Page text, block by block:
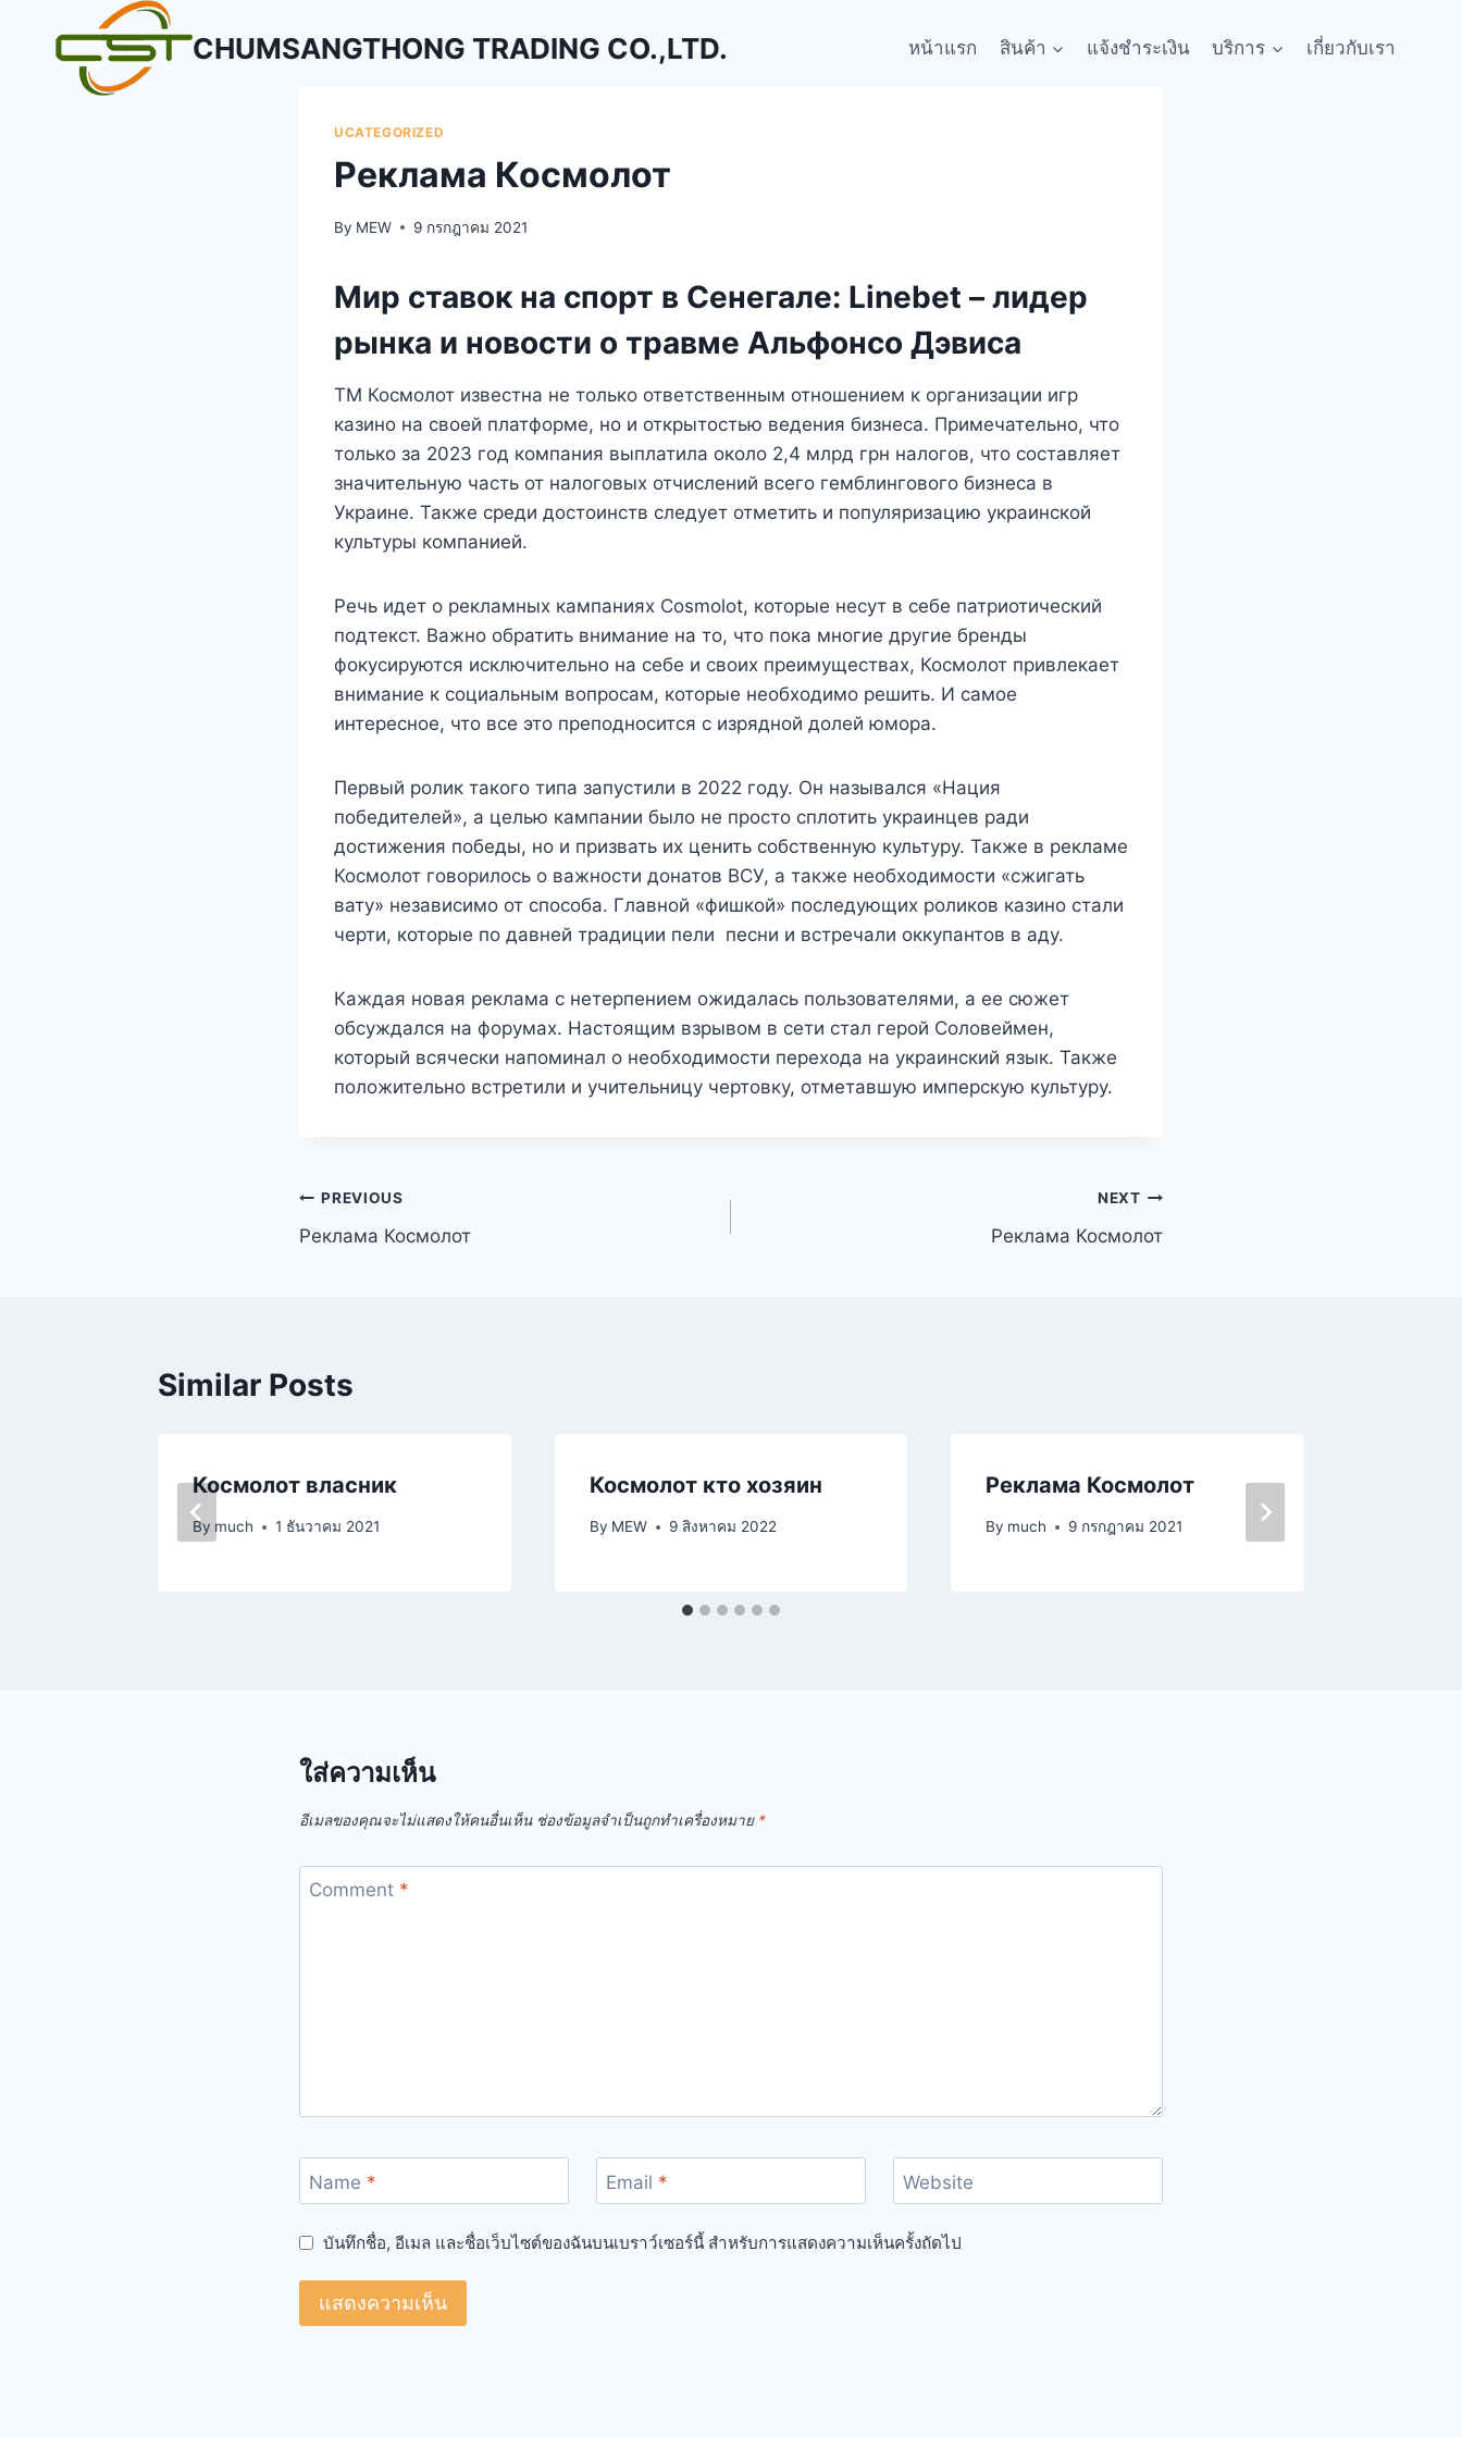
CHUMSANGTHONG TRADING CO.,LTD. หน้าแรก สินค้า แจ้งชำระเงิน บริการ เกี่ยวกับเรา
UCATEGORIZED
Реклама Космолот
By MEW 9 กรกฎาคม 2021
Мир ставок на спорт в Сенегале: Linebet – лидер
рынка и новости о травме Альфонсо Дэвиса
ТМ Космолот известна не только ответственным отношением к организации игр
казино на своей платформе, но и открытостью ведения бизнеса. Примечательно, что
только за 2023 год компания выплатила около 2,4 млрд грн налогов, что составляет
значительную часть от налоговых отчислений всего гемблингового бизнеса в
Украине. Также среди достоинств следует отметить и популяризацию украинской
культуры компанией.
Речь идет о рекламных кампаниях Cosmolot, которые несут в себе патриотический
подтекст. Важно обратить внимание на то, что пока многие другие бренды
фокусируются исключительно на себе и своих преимуществах, Космолот привлекает
внимание к социальным вопросам, которые необходимо решить. И самое
интересное, что все это преподносится с изрядной долей юмора.
Первый ролик такого типа запустили в 2022 году. Он назывался «Нация
победителей», а целью кампании было не просто сплотить украинцев ради
достижения победы, но и призвать их ценить собственную культуру. Также в рекламе
Космолот говорилось о важности донатов ВСУ, а также необходимости «сжигать
вату» независимо от способа. Главной «фишкой» последующих роликов казино стали
черти, которые по давней традиции пели песни и встречали оккупантов в аду.
Каждая новая реклама с нетерпением ожидалась пользователями, а ее сюжет
обсуждался на форумах. Настоящим взрывом в сети стал герой Соловеймен,
который всячески напоминал о необходимости перехода на украинский язык. Также
положительно встретили и учительницу чертовку, отметавшую имперскую культуру.
แนะแนว
เรื่อง
PREVIOUS
Реклама Космолот
NEXT
Реклама Космолот
Similar Posts
Космолот власник
By much 1 ธันวาคม 2021
Космолот кто хозяин
By MEW 9 สิงหาคม 2022
Реклама Космолот
By much 9 กรกฎาคม 2021
ใส่ความเห็น
อีเมลของคุณจะไม่แสดงให้คนอื่นเห็น ช่องข้อมูลจำเป็นถูกทำเครื่องหมาย *
Comment *
Name * Email * Website
บันทึกชื่อ, อีเมล และชื่อเว็บไซต์ของฉันบนเบราว์เซอร์นี้ สำหรับการแสดงความเห็นครั้งถัดไป